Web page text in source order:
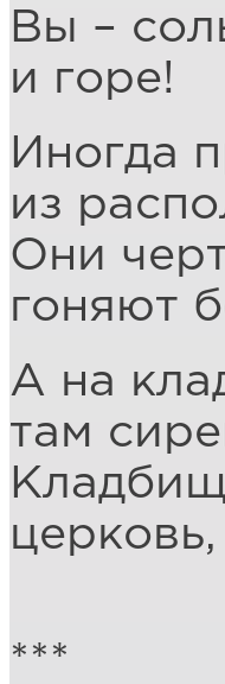
Вы –
и горе!
Иногда
из
Они
гоняют
А на
там
***